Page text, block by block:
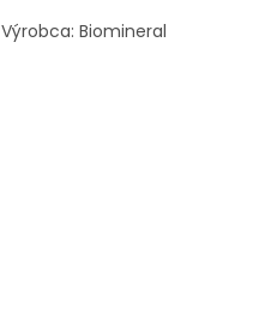
Výrobca: Biomineral